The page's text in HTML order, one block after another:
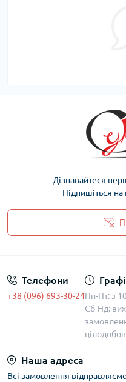
Дізнавайтеся
Підпишіться
Телефони
+38 (096) 693-30-24Пн-Пт: з
Сб-Нд:
Наша адреса
Всі замовлення